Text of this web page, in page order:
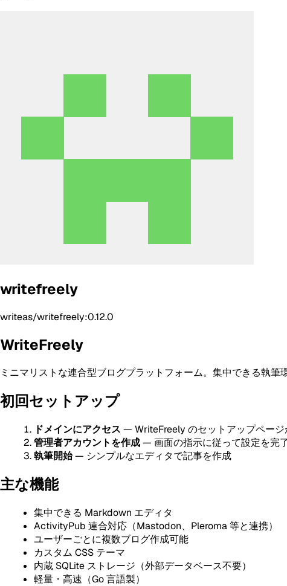
writefreely
writeas/writefreely:0.12.0
WriteFreely
ミニマリストな連合型ブログプラットフォーム。集中できる執
初回セットアップ
ドメインにアクセス — WriteFreely のセットアップページ
管理者アカウントを作成— 画面の指示に従って設定を完
執筆開始— シンプルなエディタで記事を作成
主な機能
集中できる Markdown エディタ
ActivityPub 連合対応（Mastodon、Pleroma 等と連携）
ユーザーごとに複数ブログ作成可能
カスタム CSS テーマ
内蔵 SQLite ストレージ（外部データベース不要）
軽量・高速（Go 言語製）